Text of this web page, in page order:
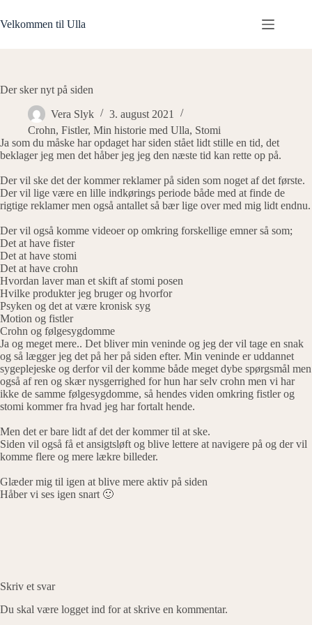
til
indhold
Velkommen til Ulla
Der sker nyt på siden
Vera Slyk
3. august 2021
Crohn, Fistler, Min historie med Ulla, Stomi
Ja som du måske har opdaget har siden stået lidt stille en tid, det
beklager jeg men det håber jeg jeg den næste tid kan rette op på.
Der vil ske det der kommer reklamer på siden som noget af det første.
Der vil lige være en lille indkørings periode både med at finde de
rigtige reklamer men også antallet så bær lige over med mig lidt endnu.
Der vil også komme videoer op omkring forskellige emner så som;
Det at have fister
Det at have stomi
Det at have crohn
Hvordan laver man et skift af stomi posen
Hvilke produkter jeg bruger og hvorfor
Psyken og det at være kronisk syg
Motion og fistler
Crohn og følgesygdomme
Ja og meget mere.. Det bliver min veninde og jeg der vil tage en snak
og så lægger jeg det på her på siden efter. Min veninde er uddannet
sygeplejeske og derfor vil der komme både meget dybe spørgsmål men
også af ren og skær nysgerrighed for hun har selv crohn men vi har
ikke de samme følgesygdomme, så hendes viden omkring fistler og
stomi kommer fra hvad jeg har fortalt hende.
Men det er bare lidt af det der kommer til at ske.
Siden vil også få et ansigtsløft og blive lettere at navigere på og der vil
komme flere og mere lækre billeder.
Glæder mig til igen at blive mere aktiv på siden
Håber vi ses igen snart 🙂
Skriv et svar
Du skal være logget ind for at skrive en kommentar.